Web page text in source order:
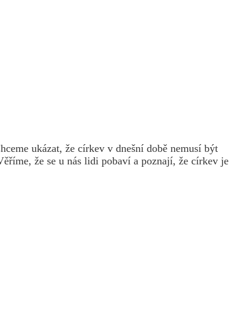
ukázat, že církev v dnešní době nemusí být
že se u nás lidi pobaví a poznají, že církev je